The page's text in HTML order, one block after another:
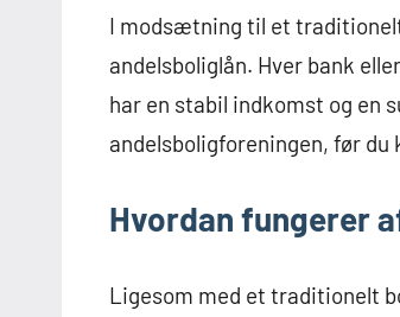
I modsætning til et
andelsboliglån. Hver bank
har en stabil indkomst og en
andelsboligforeningen, før du
Hvordan fungerer
Ligesom med et traditionelt